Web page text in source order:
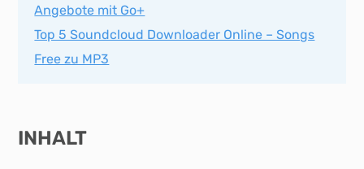
Angebote mit Go+
Top 5 Soundcloud Downloader Online – Songs
Free zu MP3
INHALT